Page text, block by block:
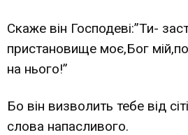
Скаже він Господеві:”Ти-
пристановище моє,Бог
на нього!”
Бо він визволить тебе від
слова напасливого.